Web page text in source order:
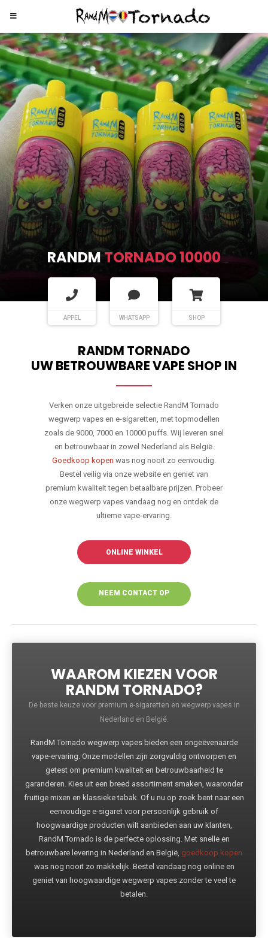
RANDMTORNADO 9000
APPEL WHATSAPP SHOP
RANDM TORNADO
UW BETROUWBARE VAPE SHOP IN
Verken onze uitgebreide selectie RandM Tornado
wegwerp vapes en e-sigaretten, met topmodellen
zoals de 9000, 7000 en 10000 puffs. Wij leveren snel
en betrouwbaar in zowel Nederland als België.
Goedkoop kopen was nog nooit zo eenvoudig.
Bestel veilig via onze website en geniet van
premium kwaliteit tegen betaalbare prijzen. Probeer
onze wegwerp vapes vandaag nog en ontdek de
ultieme vape-ervaring.
ONLINE WINKEL
NEEM CONTACT OP
WAAROM KIEZEN VOOR
RANDM TORNADO?
De beste keuze voor premium e-sigaretten en wegwerp vapes in
Nederland en België.
RandM Tornado wegwerp vapes bieden een ongeëvenaarde
vape-ervaring. Onze modellen zijn zorgvuldig ontworpen en
getest om premium kwaliteit en betrouwbaarheid te
garanderen. Kies uit een breed assortiment smaken, waaronder
fruitige mixen en klassieke tabak. Of u nu op zoek bent naar een
eenvoudige e-sigaret voor persoonlijk gebruik of
hoogwaardige producten wilt aanbieden aan uw klanten,
RandM Tornado is de perfecte oplossing. Met snelle en
betrouwbare levering in Nederland en België, goedkoop kopen
was nog nooit zo makkelijk. Bestel vandaag nog online en
geniet van hoogwaardige wegwerp vapes zonder te veel te
betalen.